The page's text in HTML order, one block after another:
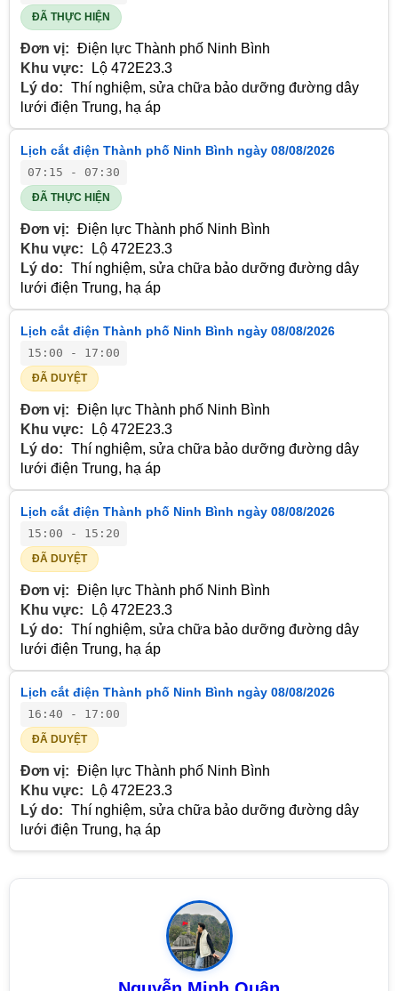
ĐÃ THỰC HIỆN
Đơn vị: Điện lực Thành phố Ninh Bình
Khu vực:
Lộ 472E23.3
Lý do: Thí nghiệm, sửa chữa bảo dưỡng đường dây
lưới điện Trung, hạ áp
Lịch cắt điện Thành phố Ninh Bình ngày 08/08/2026
07:15 - 07:30
ĐÃ THỰC HIỆN
Đơn vị: Điện lực Thành phố Ninh Bình
Khu vực:
Lộ 472E23.3
Lý do: Thí nghiệm, sửa chữa bảo dưỡng đường dây
lưới điện Trung, hạ áp
Lịch cắt điện Thành phố Ninh Bình ngày 08/08/2026
15:00 - 17:00
ĐÃ DUYỆT
Đơn vị: Điện lực Thành phố Ninh Bình
Khu vực:
Lộ 472E23.3
Lý do: Thí nghiệm, sửa chữa bảo dưỡng đường dây
lưới điện Trung, hạ áp
Lịch cắt điện Thành phố Ninh Bình ngày 08/08/2026
15:00 - 15:20
ĐÃ DUYỆT
Đơn vị: Điện lực Thành phố Ninh Bình
Khu vực:
Lộ 472E23.3
Lý do: Thí nghiệm, sửa chữa bảo dưỡng đường dây
lưới điện Trung, hạ áp
Lịch cắt điện Thành phố Ninh Bình ngày 08/08/2026
16:40 - 17:00
ĐÃ DUYỆT
Đơn vị: Điện lực Thành phố Ninh Bình
Khu vực:
Lộ 472E23.3
Lý do: Thí nghiệm, sửa chữa bảo dưỡng đường dây
lưới điện Trung, hạ áp